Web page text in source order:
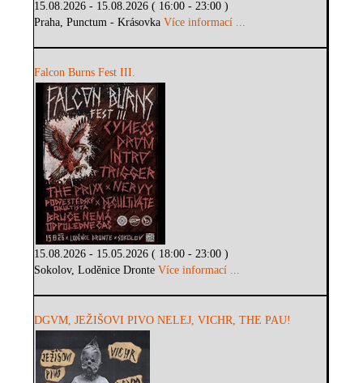
15.08.2026 - 15.08.2026 ( 16:00 - 23:00 )
Praha, Punctum - KrásovkaVíce informací ...
Falcon Burns Fest III.
15.08.2026 - 15.05.2026 ( 18:00 - 23:00 )
Sokolov, Loděnice DronteVíce informací ...
DGVM, JEŽIŠOVI PIVO NELEJ, VICHR, THE PAU!